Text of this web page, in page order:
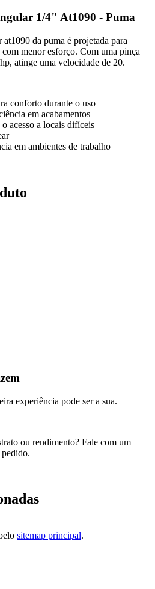
1/4" At1090 - Puma
da puma é projetada para
menor esforço. Com uma pinça
atinge uma velocidade de 20.
conforto durante o uso
em acabamentos
acesso a locais difíceis
em ambientes de trabalho
experiência pode ser a sua.
ou rendimento? Fale com um
pedido.
sitemap principal.